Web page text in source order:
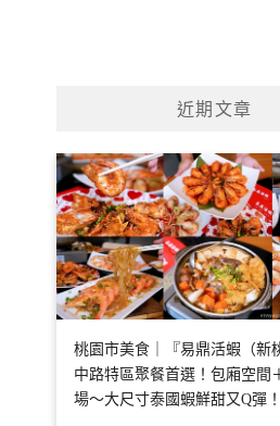
近期文章
桃園市美食｜『易鼎活蝦（新
中路特區聚餐首選！包廂空間
場～大尺寸泰國蝦鮮甜又Q彈！